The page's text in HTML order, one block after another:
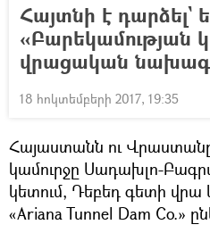
Հայտնի է դարձել`
«Բարեկամության
վրացական
18 հոկտեմբերի 2017, 19:35
Հայաստանն ու
կամուրջը Սադախլո-
կետում, Դեբեդ գետի
«Ariana Tunnel Dam Co.»